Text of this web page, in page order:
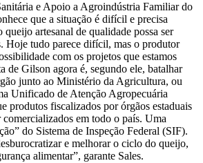
e Apoio a Agroindústria Familiar do
que a situação é difícil e precisa
queijo artesanal de qualidade possa ser
Hoje tudo parece difícil, mas o produtor
com os projetos que estamos
de Gilson agora é, segundo ele, batalhar
junto ao Ministério da Agricultura, ou
Unificado de Atenção Agropecuária
produtos fiscalizados por órgãos estaduais
comercializados em todo o país. Uma
do Sistema de Inspeção Federal (SIF).
e melhorar o ciclo do queijo,
alimentar”, garante Sales.